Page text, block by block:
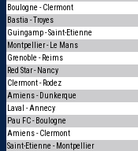
Boulogne - Clermont
Bastia - Troyes
Guingamp - Saint-Etienne
Montpellier - Le Mans
Grenoble - Reims
Red Star - Nancy
Clermont - Rodez
Amiens - Dunkerque
Laval - Annecy
Pau FC - Boulogne
Amiens - Clermont
Saint-Etienne - Montpellier